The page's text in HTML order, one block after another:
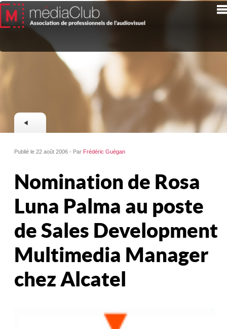
Publié le 22 août 2006 - Par Frédéric Guégan
Nomination de Rosa
Luna Palma au poste
de Sales Development
Multimedia Manager
chez Alcatel